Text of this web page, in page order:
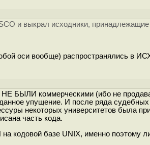
и выкрал исходники, принадлежащие
оси вообще) распространялись в
БЫЛИ коммерческими (ибо не
упущение. И после ряда судебных
некоторых университетов была
часть кода.
кодовой базе UNIX, именно поэтому